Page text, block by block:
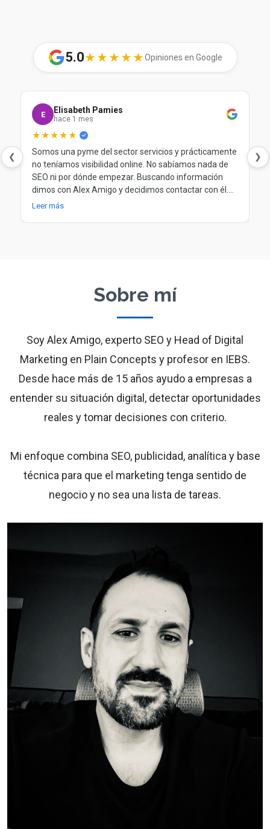
5.0★★★★★Opiniones en Google
❮ ❯
E Elisabeth Pamies
hace 1 mes
★★★★★
Somos una pyme del sector servicios y prácticamente
no teníamos visibilidad online. No sabíamos nada de
SEO ni por dónde empezar. Buscando información
dimos con Alex Amigo y decidimos contactar con él.
Desde el principio nos ayudó a entender nuestra
Leer más
Sobre mí
Soy Alex Amigo, experto SEO y Head of Digital
Marketing en Plain Concepts y profesor en IEBS.
Desde hace más de 15 años ayudo a empresas a
entender su situación digital, detectar oportunidades
reales y tomar decisiones con criterio.
Mi enfoque combina SEO, publicidad, analítica y base
técnica para que el marketing tenga sentido de
negocio y no sea una lista de tareas.